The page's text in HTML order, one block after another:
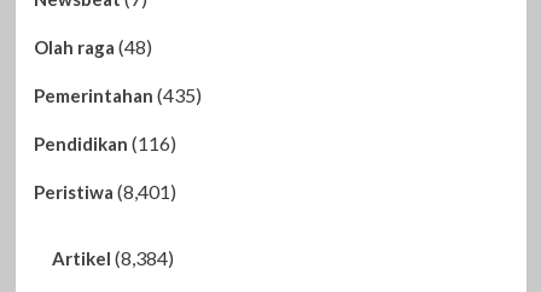
Olah raga (48)
Pemerintahan (435)
Pendidikan (116)
Peristiwa (8,401)
Artikel (8,384)